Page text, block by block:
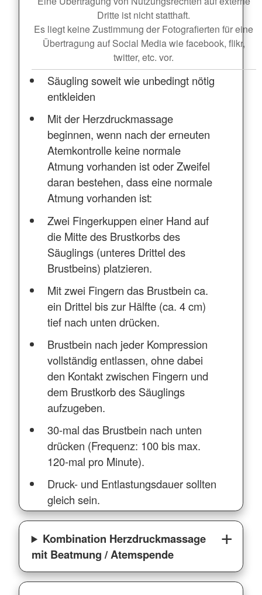
Dritte ist nicht statthaft.
Es liegt keine Zustimmung der Fotografierten für eine
Übertragung auf Social Media wie facebook, flikr,
twitter, etc. vor.
Säugling soweit wie unbedingt nötig
entkleiden
Mit der Herzdruckmassage
beginnen, wenn nach der erneuten
Atemkontrolle keine normale
Atmung vorhanden ist oder Zweifel
daran bestehen, dass eine normale
Atmung vorhanden ist:
Zwei Fingerkuppen einer Hand auf
die Mitte des Brustkorbs des
Säuglings (unteres Drittel des
Brustbeins) platzieren.
Mit zwei Fingern das Brustbein ca.
ein Drittel bis zur Hälfte (ca. 4 cm)
tief nach unten drücken.
Brustbein nach jeder Kompression
vollständig entlassen, ohne dabei
den Kontakt zwischen Fingern und
dem Brustkorb des Säuglings
aufzugeben.
30-mal das Brustbein nach unten
drücken (Frequenz: 100 bis max.
120-mal pro Minute).
Druck- und Entlastungsdauer sollten
gleich sein.
Kombination Herzdruckmassage
mit Beatmung / Atemspende